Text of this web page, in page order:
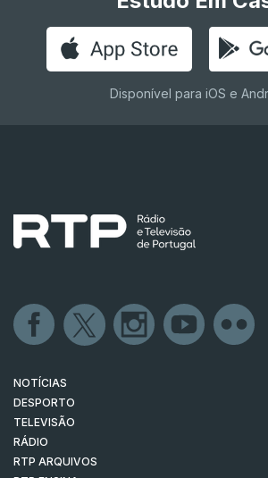
Disponível para iOS e
NOTÍCIAS
DESPORTO
TELEVISÃO
RÁDIO
RTP ARQUIVOS